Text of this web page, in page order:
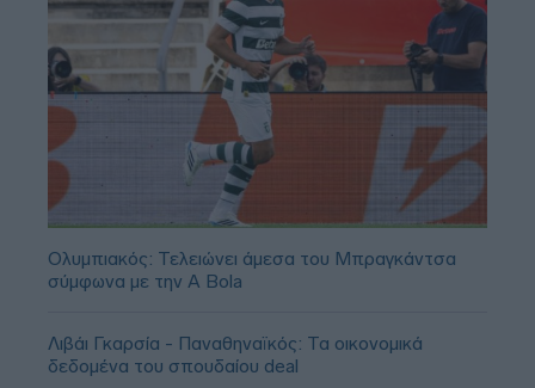
Ολυμπιακός: Τελειώνει άμεσα του Μπραγκάντσα
σύμφωνα με την A Bola
Λιβάι Γκαρσία - Παναθηναϊκός: Τα οικονομικά
δεδομένα του σπουδαίου deal